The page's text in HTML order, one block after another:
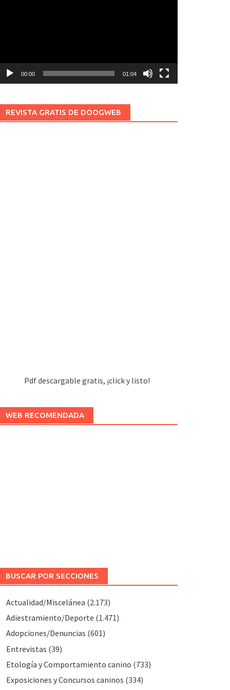
00:00 01:04
REVISTA GRATIS DE DOOGWEB
Pdf descargable gratis, ¡click y listo!
WEB RECOMENDADA
BUSCAR POR SECCIONES
Actualidad/Miscelánea (2.173)
Adiestramiento/Deporte (1.471)
Adopciones/Denuncias (601)
Entrevistas (39)
Etología y Comportamiento canino (733)
Exposiciones y Concursos caninos (334)